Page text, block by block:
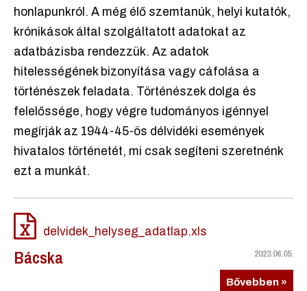
honlapunkról. A még élő szemtanúk, helyi kutatók,
krónikások által szolgáltatott adatokat az
adatbázisba rendezzük. Az adatok
hitelességének bizonyítása vagy cáfolása a
történészek feladata. Történészek dolga és
felelőssége, hogy végre tudományos igénnyel
megírják az 1944-45-ös délvidéki események
hivatalos történetét, mi csak segíteni szeretnénk
ezt a munkát.
delvidek_helyseg_adatlap.xls
2023.06.05.
Bácska
Bővebben »